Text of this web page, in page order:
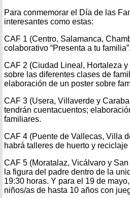
Para conmemorar el Día de las
interesantes como estas:
CAF 1 (Centro, Salamanca,
colaborativo “Presenta a tu familia”.
CAF 2 (Ciudad Lineal, Hortaleza
sobre las diferentes clases de
elaboración de un poster sobre
CAF 3 (Usera, Villaverde y
tendrán cuentacuentos;
familiares.
CAF 4 (Puente de Vallecas, Villa
habrá talleres de huerto y
CAF 5 (Moratalaz, Vicálvaro y
la figura del padre dentro de la
19:30 horas. Y para el 19 de
niños/as de hasta 10 años con